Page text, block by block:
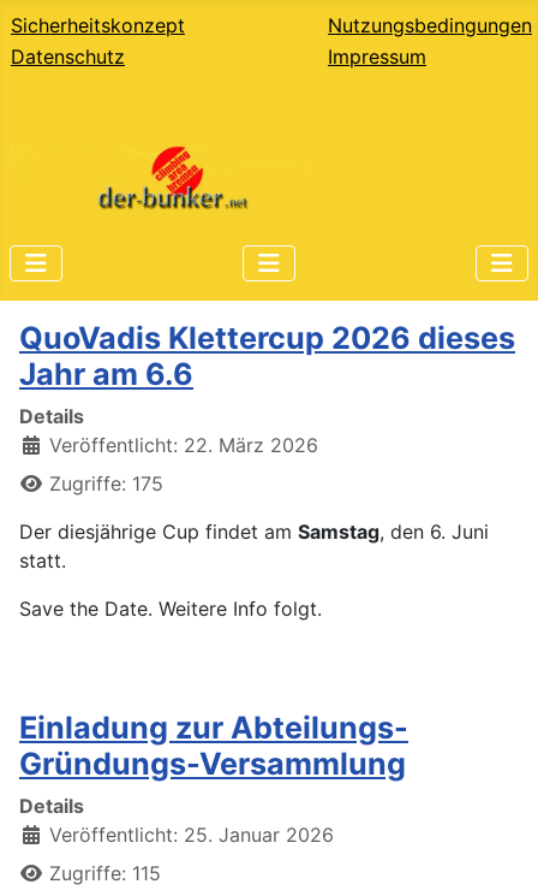
Sicherheitskonzept
Nutzungsbedingungen
Datenschutz
Impressum
QuoVadis Klettercup 2026 dieses
Jahr am 6.6
Details
Veröffentlicht: 22. März 2026
Zugriffe: 175
Der diesjährige Cup findet am Samstag, den 6. Juni
statt.
Save the Date. Weitere Info folgt.
Einladung zur Abteilungs-
Gründungs-Versammlung
Details
Veröffentlicht: 25. Januar 2026
Zugriffe: 115